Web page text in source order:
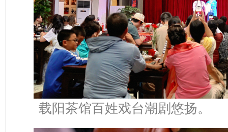
载阳茶馆百姓戏台潮剧悠扬。